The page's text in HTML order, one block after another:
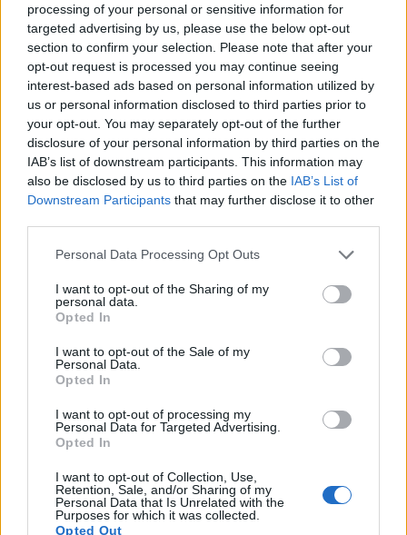
processing of your personal or sensitive information for
targeted advertising by us, please use the below opt-out
section to confirm your selection. Please note that after your
opt-out request is processed you may continue seeing
interest-based ads based on personal information utilized by
us or personal information disclosed to third parties prior to
your opt-out. You may separately opt-out of the further
disclosure of your personal information by third parties on the
IAB’s list of downstream participants. This information may
also be disclosed by us to third parties on the IAB’s List of
Downstream Participants that may further disclose it to other
Personal Data Processing Opt Outs
I want to opt-out of the Sharing of my
personal data.
Opted In
I want to opt-out of the Sale of my
Personal Data.
Opted In
I want to opt-out of processing my
Personal Data for Targeted Advertising.
Opted In
I want to opt-out of Collection, Use,
Retention, Sale, and/or Sharing of my
Personal Data that Is Unrelated with the
Purposes for which it was collected.
Opted Out
X Mastodon Telegram
WhatsApp Stampa Altro
LE MIGLIORI OFFERTE AMAZON
SMARTPHONE E NON SOLO: TECNOGAZZETTA
XIAOMI PRESENTA I NUOVI REDMI 17 SERIES,
FOCUS SU AUTONOMIA E INTRATTENIMENTO